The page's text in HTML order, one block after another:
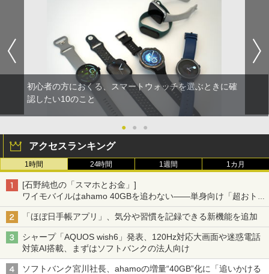
初心者の方におくる、スマートウォッチを選ぶときに確
認したい10のこと
● ● ●
アクセスランキング
1時間 24時間 1週間 1カ月
[石野純也の「スマホとお金」]
ワイモバイルはahamo 40GBを追わない――単身向け「超おトク
割」の安さと1年限定の注意点
「ほぼ日手帳アプリ」、気分や習慣を記録できる新機能を追加
シャープ「AQUOS wish6」発表、120Hz対応大画面や迷惑電話
対策AI搭載、まずはソフトバンクの法人向け
ソフトバンク宮川社長、ahamoの増量“40GB”化に「追いかける